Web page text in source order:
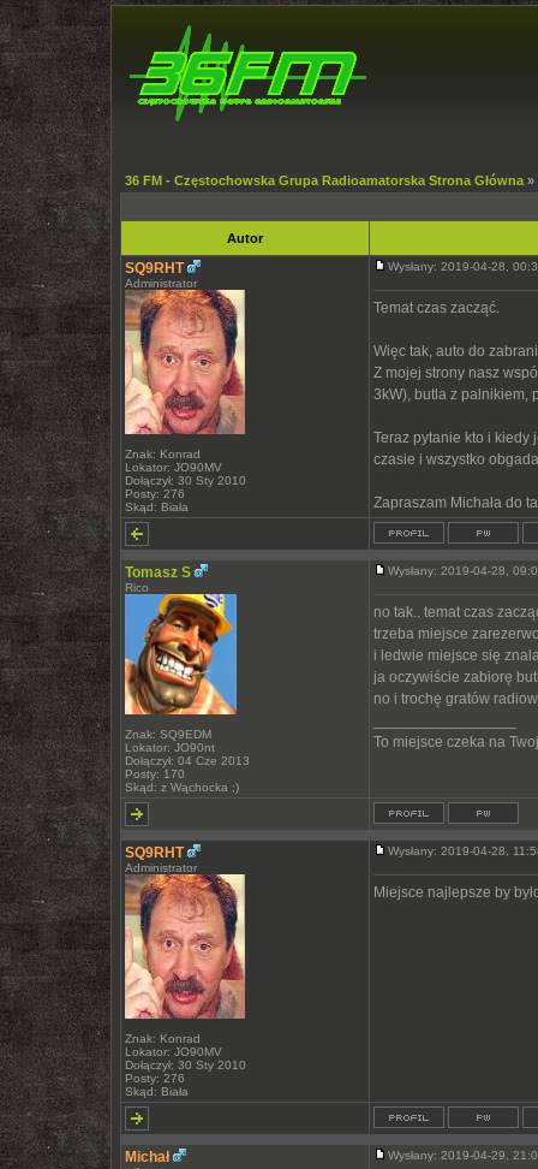
36 FM - Częstochowska Grupa Radioamatorska Strona Główna »
Autor
SQ9RHT
Administrator
Znak: Konrad
Lokator: JO90MV
Dołączył: 30 Sty 2010
Posty: 276
Skąd: Biała
Wysłany: 2019-04-28,
Temat czas zacząć.
Więc tak, auto do
Z mojej strony nasz
3kW), butla z palnikiem,
Teraz pytanie kto i kiedy
czasie i wszystko
Zapraszam Michała do
Tomasz S
Rico
Znak: SQ9EDM
Lokator: JO90nt
Dołączył: 04 Cze 2013
Posty: 170
Skąd: z Wąchocka ;)
Wysłany: 2019-04-28,
no tak.. temat czas
trzeba miejsce
i ledwie miejsce się
ja oczywiście zabiorę
no i trochę gratów
To miejsce czeka na
SQ9RHT
Administrator
Znak: Konrad
Lokator: JO90MV
Dołączył: 30 Sty 2010
Posty: 276
Skąd: Biała
Wysłany: 2019-04-28,
Miejsce najlepsze by
Michał Wysłany: 2019-04-29,